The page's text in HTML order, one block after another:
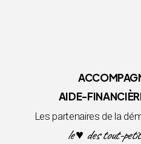
AIDE-
Les partenaires de la
le ♥ des tout-